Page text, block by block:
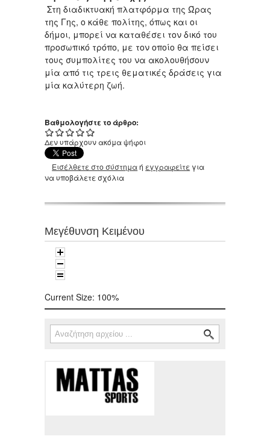
Στη διαδικτυακή πλατφόρμα της Ώρας
της Γης, ο κάθε πολίτης, όπως και οι
δήμοι, μπορεί να καταθέσει τον δικό του
προσωπικό τρόπο, με τον οποίο θα πείσει
τους συμπολίτες του να ακολουθήσουν
μία από τις τρεις θεματικές δράσεις για
μία καλύτερη ζωή.
Βαθμολογήστε το άρθρο:
Δεν υπάρχουν ακόμα ψήφοι
Εισέλθετε στο σύστημαή εγγραφείτε για
να υποβάλετε σχόλια
Μεγέθυνση Κειμένου
Current Size: 100%
Φόρμα αναζήτησης
Αναζήτηση